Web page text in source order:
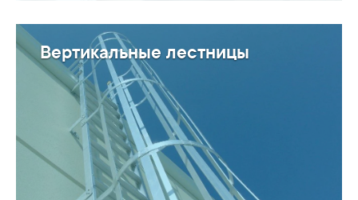
Вертикальные лестницы